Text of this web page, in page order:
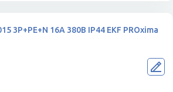
3Р+РЕ+N 16А 380В IP44 EKF PROxima